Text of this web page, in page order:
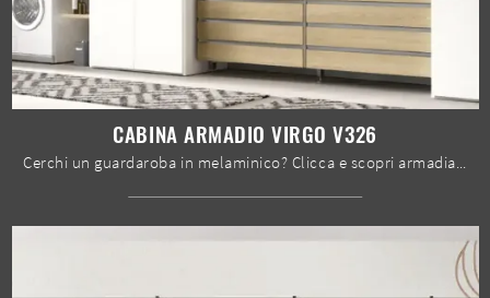
CABINA ARMADIO VIRGO V326
Cerchi un guardaroba in melaminico? Clicca e scopri armadiature cabine armadio con ante battenti di Moretti Compact Giorno Notte.